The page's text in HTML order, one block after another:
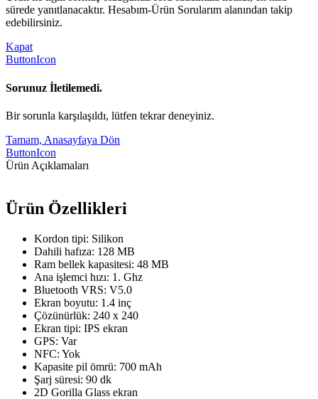
sürede yanıtlanacaktır. Hesabım-Ürün Sorularım alanından takip
edebilirsiniz.
Kapat
ButtonIcon
Sorunuz İletilemedi.
Bir sorunla karşılaşıldı, lütfen tekrar deneyiniz.
Tamam, Anasayfaya Dön
ButtonIcon
Ürün Açıklamaları
Ürün Özellikleri
Kordon tipi: Silikon
Dahili hafıza: 128 MB
Ram bellek kapasitesi: 48 MB
Ana işlemci hızı: 1. Ghz
Bluetooth VRS: V5.0
Ekran boyutu: 1.4 inç
Çözünürlük: 240 x 240
Ekran tipi: IPS ekran
GPS: Var
NFC: Yok
Kapasite pil ömrü: 700 mAh
Şarj süresi: 90 dk
2D Gorilla Glass ekran